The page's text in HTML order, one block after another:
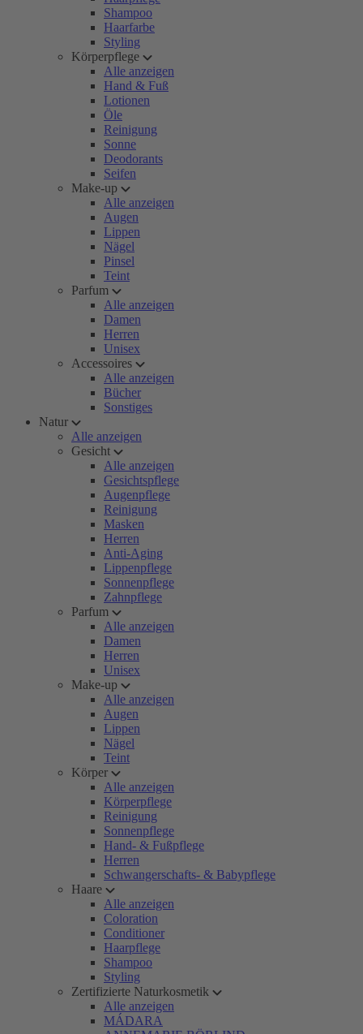
Shampoo
Haarfarbe
Styling
Körperpflege
Alle anzeigen
Hand & Fuß
Lotionen
Öle
Reinigung
Sonne
Deodorants
Seifen
Make-up
Alle anzeigen
Augen
Lippen
Nägel
Pinsel
Teint
Parfum
Alle anzeigen
Damen
Herren
Unisex
Accessoires
Alle anzeigen
Bücher
Sonstiges
Natur
Alle anzeigen
Gesicht
Alle anzeigen
Gesichtspflege
Augenpflege
Reinigung
Masken
Herren
Anti-Aging
Lippenpflege
Sonnenpflege
Zahnpflege
Parfum
Alle anzeigen
Damen
Herren
Unisex
Make-up
Alle anzeigen
Augen
Lippen
Nägel
Teint
Körper
Alle anzeigen
Körperpflege
Reinigung
Sonnenpflege
Hand- & Fußpflege
Herren
Schwangerschafts- & Babypflege
Haare
Alle anzeigen
Coloration
Conditioner
Haarpflege
Shampoo
Styling
Zertifizierte Naturkosmetik
Alle anzeigen
MÁDARA